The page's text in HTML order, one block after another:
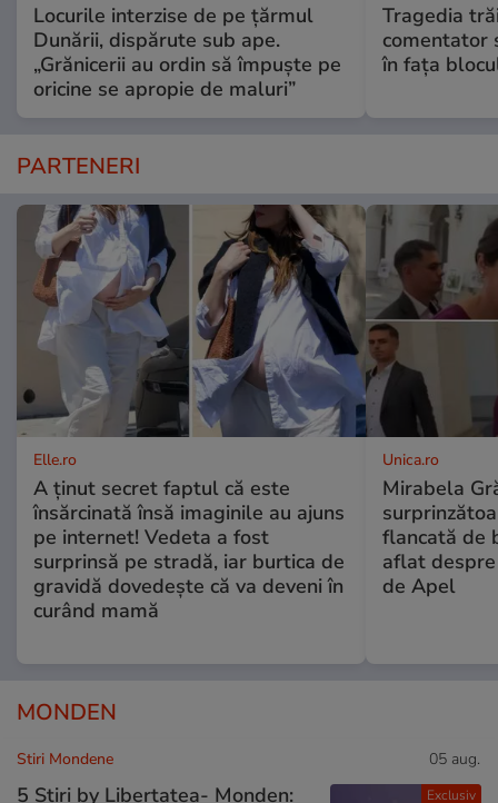
Locurile interzise de pe țărmul
Dunării, dispărute sub ape.
„Grănicerii au ordin să împuște pe
oricine se apropie de maluri”
Tragedia
comentator
în fața
PARTENERI
Elle.ro
A ținut secret faptul că este
însărcinată însă imaginile au ajuns
pe internet! Vedeta a fost
surprinsă pe stradă, iar burtica de
gravidă dovedește că va deveni în
curând mamă
Unica.ro
Mirabela
flancată de
aflat
de Apel
MONDEN
Exclusiv
Stiri Mondene 05 aug.
5 Știri by Libertatea- Monden: